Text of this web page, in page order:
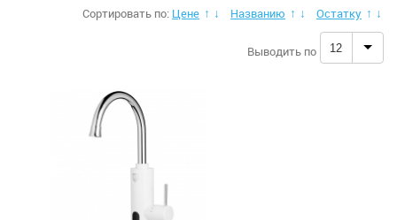
Сортировать по: Цене ↑ ↓ Названию ↑ ↓ Остатку ↑ ↓
Выводить по 12